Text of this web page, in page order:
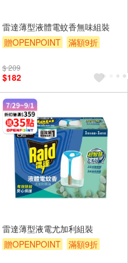
雷達薄型液體電蚊香無味組裝
贈OPENPOINT
滿額9折
$ 209
$182
雷達薄型液電尤加利組裝
贈OPENPOINT
滿額9折